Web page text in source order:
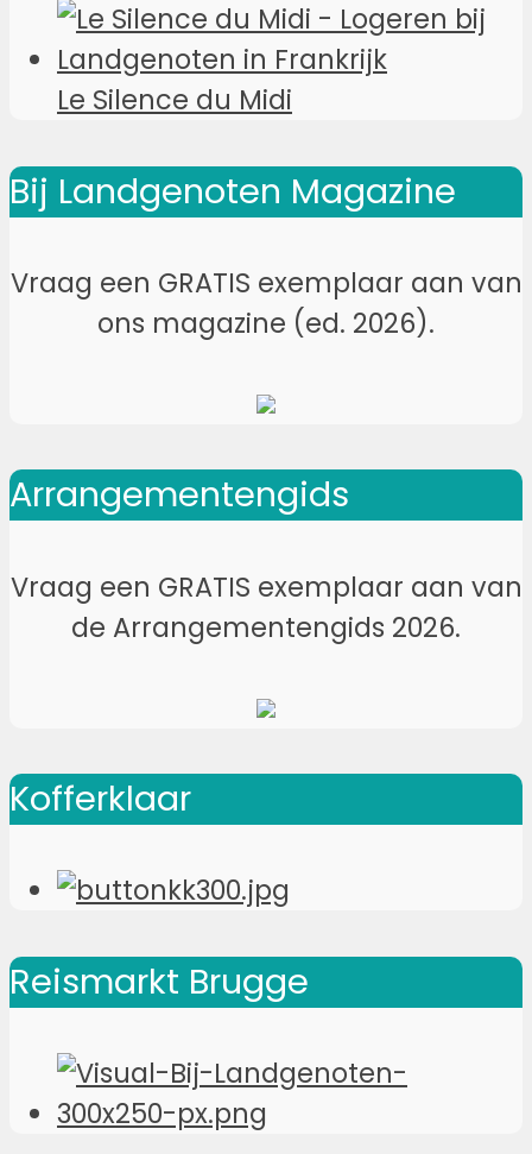
Le Silence du Midi
Bij Landgenoten Magazine
Vraag een GRATIS exemplaar aan van
ons magazine (ed. 2026).
Arrangementengids
Vraag een GRATIS exemplaar aan van
de Arrangementengids 2026.
Kofferklaar
Reismarkt Brugge